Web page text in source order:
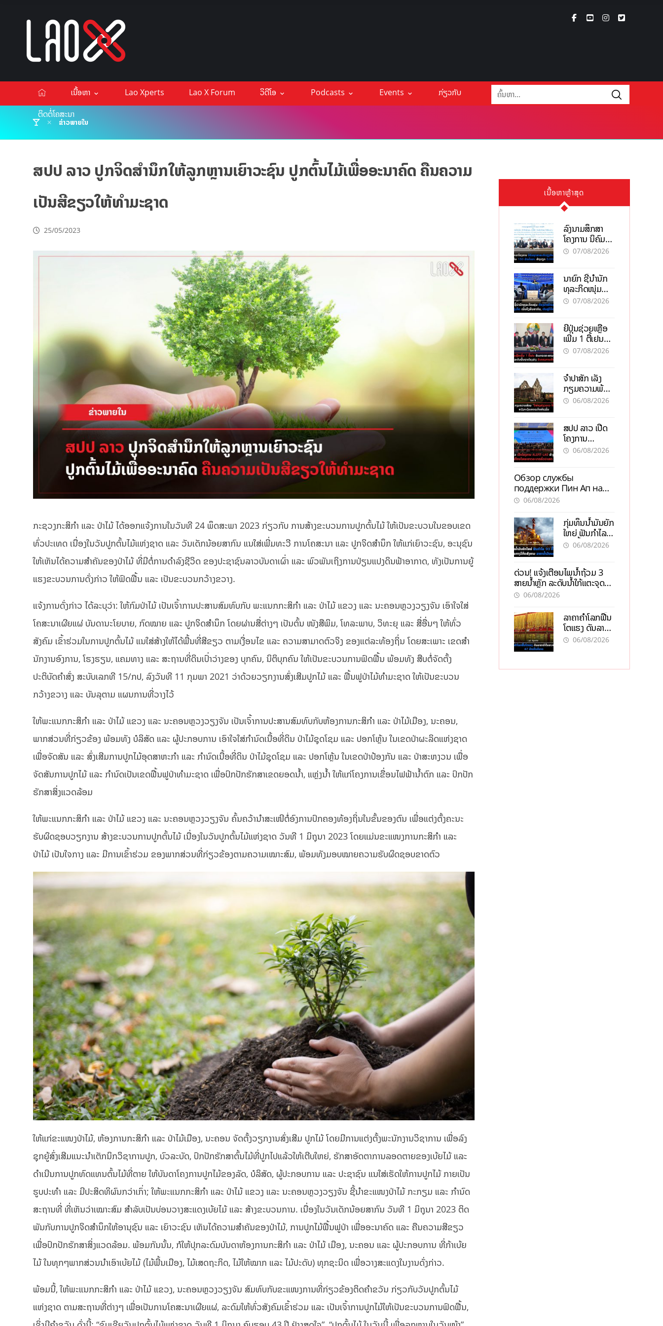
ເນື້ອຫາ Lao Xperts Lao X Forum ວິດີໂອ Podcasts Events
ກ່ຽວກັບ
ຕິດຕໍ່ໂຄສະນາ
ຂ່າວພາຍໃນ
ສປປ ລາວ ປູກຈິດສຳນຶກໃຫ້ລູກຫຼານເຍົາວະຊົນ ປູກຕົ້ນໄມ້ເພື່ອອະນາຄົດ ຄືນຄວາມ
ເປັນສີຂຽວໃຫ້ທຳມະຊາດ
25/05/2023
ກະຊວງກະສິກຳ ແລະ ປ່າໄມ້ ໄດ້ອອກແຈ້ງການໃນວັນທີ 24 ພຶດສະພາ 2023 ກ່ຽວກັບ ການສ້າງຂະບວນການປູກຕົ້ນໄມ້ ໃຫ້ເປັນຂະບວນໃນຂອບເຂດ
ທົ່ວປະເທດ ເນື່ອງໃນວັນປູກຕົ້ນໄມ້ແຫ່ງຊາດ ແລະ ວັນເດັກນ້ອຍສາກົນ ແນໃສ່ເພີ່ມທະວີ ການໂຄສະນາ ແລະ ປູກຈິດສຳນຶກ ໃຫ້ແກ່ເຍົາວະຊົນ, ອະນຸຊົນ
ໃຫ້ເຫັນໄດ້ຄວາມສຳຄັນຂອງປ່າໄມ້ ທີ່ມີຕໍ່ການດຳລົງຊີວິດ ຂອງປະຊາຊົນລາວບັນດາເຜົ່າ ແລະ ພົວພັນເຖິງການປ່ຽນແປງດິນຟ້າອາກາດ, ທັງເປັນການຍູ້
ແຮງຂະບວນການດັ່ງກ່າວ ໃຫ້ຟົດຟື້ນ ແລະ ເປັນຂະບວນກວ້າງຂວາງ.
ແຈ້ງການດັ່ງກ່າວ ໄດ້ລະບຸວ່າ: ໃຫ້ກົມປ່າໄມ້ ເປັນເຈົ້າການປະສານສົມທົບກັບ ພະແນກກະສິກຳ ແລະ ປ່າໄມ້ ແຂວງ ແລະ ນະຄອນຫຼວງວຽງຈັນ ເອົາໃຈໃສ່
ໂຄສະນາເຜີຍແຜ່ ບັນດານະໂຍບາຍ, ກົດໝາຍ ແລະ ປູກຈິດສຳນຶກ ໂດຍຜ່ານສື່ຕ່າງໆ ເປັນຕົ້ນ ໜັງສືພິມ, ໂທລະພາບ, ວິທະຍຸ ແລະ ສື່ອື່ນໆ ໃຫ້ທົ່ວ
ສັງຄົມ ເຂົ້າຮ່ວມໃນການປູກຕົ້ນໄມ້ ແນໃສ່ສ້າງໃຫ້ໄດ້ພື້ນທີ່ສີຂຽວ ຕາມເງື່ອນໄຂ ແລະ ຄວາມສາມາດຕົວຈິງ ຂອງແຕ່ລະທ້ອງຖິ່ນ ໂດຍສະເພາະ ເຂດສໍາ
ນັກງານອົງການ, ໂຮງຮຽນ, ແຄມທາງ ແລະ ສະຖານທີ່ດິນເປົ່າວ່າງຂອງ ບຸກຄົນ, ນິຕິບຸກຄົນ ໃຫ້ເປັນຂະບວນການຟົດຟື້ນ ພ້ອມທັງ ສືບຕໍ່ຈັດຕັ້ງ
ປະຕິບັດຄຳສັ່ງ ສະບັບເລກທີ 15/ກປ, ລົງວັນທີ 11 ກຸມພາ 2021 ວ່າດ້ວຍວຽກງານສົ່ງເສີມປູກໄມ້ ແລະ ຟື້ນຟູປ່າໄມ້ທຳມະຊາດ ໃຫ້ເປັນຂະບວນ
ກວ້າງຂວາງ ແລະ ບັນລຸຕາມ ແຜນການທີ່ວາງໄວ້
ໃຫ້ພະແນກກະສິກຳ ແລະ ປ່າໄມ້ ແຂວງ ແລະ ນະຄອນຫຼວງວຽງຈັນ ເປັນເຈົ້າການປະສານສົມທົບກັບຫ້ອງການກະສິກຳ ແລະ ປ່າໄມ້ເມືອງ, ນະຄອນ,
ພາກສ່ວນທີ່ກ່ຽວຂ້ອງ ພ້ອມທັງ ບໍລິສັດ ແລະ ຜູ້ປະກອບການ ເອົາໃຈໃສ່ກຳນົດເນື້ອທີ່ດິນ ປ່າໄມ້ຊຸດໂຊມ ແລະ ປອກໂຫຼ້ນ ໃນເຂດປ່າຜະລິດແຫ່ງຊາດ
ເພື່ອຈັດສັນ ແລະ ສົ່ງເສີມການປູກໄມ້ອຸດສາຫະກໍາ ແລະ ກໍານົດເນື້ອທີ່ດິນ ປ່າໄມ້ຊຸດໂຊມ ແລະ ປອກໂຫຼ້ນ ໃນເຂດປ່າປ້ອງກັນ ແລະ ປ່າສະຫງວນ ເພື່ອ
ຈັດສັນການປູກໄມ້ ແລະ ກຳນົດເປັນເຂດຟື້ນຟູປ່າທຳມະຊາດ ເພື່ອປົກປັກຮັກສາເຂດຍອດນໍ້າ, ແຫຼ່ງນໍ້າ ໃຫ້ແກ່ໂຄງການເຂື່ອນໄຟຟ້ານໍ້າຕົກ ແລະ ປົກປັກ
ຮັກສາສິ່ງແວດລ້ອມ
ໃຫ້ພະແນກກະສິກຳ ແລະ ປ່າໄມ້ ແຂວງ ແລະ ນະຄອນຫຼວງວຽງຈັນ ຄົ້ນຄວ້ານໍາສະເໜີຕໍ່ອົງການປົກຄອງທ້ອງຖິ່ນໃນຂັ້ນຂອງຕົນ ເພື່ອແຕ່ງຕັ້ງຄະນະ
ຮັບຜິດຊອບວຽກງານ ສ້າງຂະບວນການປູກຕົ້ນໄມ້ ເນື່ອງໃນວັນປູກຕົ້ນໄມ້ແຫ່ງຊາດ ວັນທີ 1 ມິຖຸນາ 2023 ໂດຍແມ່ນຂະແໜງການກະສິກຳ ແລະ
ປ່າໄມ້ ເປັນໃຈກາງ ແລະ ມີການເຂົ້າຮ່ວມ ຂອງພາກສ່ວນທີ່ກ່ຽວຂ້ອງຕາມຄວາມເໝາະສົມ, ພ້ອມທັງມອບໝາຍຄວາມຮັບຜິດຊອບຂາດຕົວ
ໃຫ້ແກ່ຂະແໜງປ່າໄມ້, ຫ້ອງການກະສິກຳ ແລະ ປ່າໄມ້ເມືອງ, ນະຄອນ ຈັດຕັ້ງວຽກງານສົ່ງເສີມ ປູກໄມ້ ໂດຍມີການແຕ່ງຕັ້ງພະນັກງານວິຊາການ ເພື່ອລົງ
ຊຸກຍູ້ສົ່ງເສີມແນະນໍາເຕັກນິກວິຊາການປູກ, ບົວລະບັດ, ປົກປັກຮັກສາຕົ້ນໄມ້ທີ່ປູກໄປແລ້ວໃຫ້ເຕີບໃຫຍ່, ຮັກສາອັດຕາການລອດຕາຍຂອງເບ້ຍໄມ້ ແລະ
ດຳເນີນການປູກທົດແທນຕົ້ນໄມ້ທີ່ຕາຍ ໃຫ້ບັນດາໂຄງການປູກໄມ້ຂອງລັດ, ບໍລິສັດ, ຜູ້ປະກອບການ ແລະ ປະຊາຊົນ ແນໃສ່ເຮັດໃຫ້ການປູກໄມ້ ກາຍເປັນ
ຮູບປະທຳ ແລະ ມີປະສິດທິຜົນກວ່າເກົ່າ; ໃຫ້ພະແນກກະສິກຳ ແລະ ປ່າໄມ້ ແຂວງ ແລະ ນະຄອນຫຼວງວຽງຈັນ ຊີ້ນຳຂະແໜງປ່າໄມ້ ກະກຽມ ແລະ ກຳນົດ
ສະຖານທີ່ ທີ່ເຫັນວ່າເໝາະສົມ ສໍາລັບເປັນບ່ອນວາງສະແດງເບ້ຍໄມ້ ແລະ ສ້າງຂະບວນການ. ເນື່ອງໃນວັນເດັກນ້ອຍສາກົນ ວັນທີ 1 ມິຖຸນາ 2023 ຕິດ
ພັນກັບການປູກຈິດສຳນຶກໃຫ້ອານຸຊົນ ແລະ ເຍົາວະຊົນ ເຫັນໄດ້ຄວາມສຳຄັນຂອງປ່າໄມ້, ການປູກໄມ້ຟື້ນຟູປ່າ ເພື່ອອະນາຄົດ ແລະ ຄືນຄວາມສີຂຽວ
ເພື່ອປົກປັກຮັກສາສິ່ງແວດລ້ອມ. ພ້ອມກັນນັ້ນ, ກໍໃຫ້ປຸກລະດົມບັນດາຫ້ອງການກະສິກຳ ແລະ ປ່າໄມ້ ເມືອງ, ນະຄອນ ແລະ ຜູ້ປະກອບການ ທີ່ກ້າເບ້ຍ
ໄມ້ ໃນທຸກໆພາກສ່ວນນໍາເອົາເບ້ຍໄມ້ (ໄມ້ພື້ນເມືອງ, ໄມ້ເສດຖະກິດ, ໄມ້ໃຫ້ໝາກ ແລະ ໄມ້ປະດັບ) ທຸກຊະນິດ ເພື່ອວາງສະແດງໃນງານດັ່ງກ່າວ.
ພ້ອມນີ້, ໃຫ້ພະແນກກະສິກຳ ແລະ ປ່າໄມ້ ແຂວງ, ນະຄອນຫຼວງວຽງຈັນ ສົມທົບກັບຂະແໜງການທີ່ກ່ຽວຂ້ອງຕິດຄໍາຂວັນ ກ່ຽວກັບວັນປູກຕົ້ນໄມ້
ແຫ່ງຊາດ ຕາມສະຖານທີ່ຕ່າງໆ ເພື່ອເປັນການໂຄສະນາເຜີຍແຜ່, ລະດົມໃຫ້ທົ່ວສັງຄົມເຂົ້າຮ່ວມ ແລະ ເປັນເຈົ້າການປູກໄມ້ໃຫ້ເປັນຂະບວນການຟົດຟື້ນ,
ເນື້ອຫາຫຼ້າສຸດ
ລົງນາມສຶກສາ
ໂຄງການ ນິຄົມ
ອຸດສາຫະກຳ
150 ລ້ານໂດລາ,
ສ້າງວຽກ 5.000
ຕຳແໜ່ງ
07/08/2026
ນາຍົກ ຊີ້ນຳນັກ
ທຸລະກິດໜຸ່ມ
ຕ້ອງນຳໜ້າແກ້
ສາກົນ, ຫັນສູ່ດິຈິ
ຕອນ
07/08/2026
ຍີ່ປຸ່ນຊ່ວຍເຫຼືອ
ເພີ່ມ 1 ຕື້ເຢນ
ອັບເກຣດ
ເຕີບໂຕ
07/08/2026
ຈຳປາສັກ ເລັ່ງ
ກຽມຄວາມພ້ອມ
“ປີທ່ອງທ່ຽວ
ເສດຖະກິດ
ທ້ອງຖິ່ນ
06/08/2026
ສປປ ລາວ ເປີດ
ໂຄງການ
ALERT-LAO
ລະບາດທົ່ວ
ປະເທດ
06/08/2026
Обзор службы
поддержки Пин Ап на
официальном сайте с
информацией
06/08/2026
ກຸ່ມທຶນນ້ຳມັນຍັກ
ໃຫຍ່ ຟັນກຳໄລ
93 ຕື້ໂດລາ
ນໍ້າມັນແພງ
06/08/2026
ດ່ວນ! ແຈ້ງເຕືອນໄພນໍ້າຖ້ວມ 3
ສາຍນໍ້າຫຼັກ ລະດັບນໍ້າໃກ້ແຕະຈຸດ
ອັນຕະລາຍ
06/08/2026
ລາຄາຄຳໂລກຟື້ນ
ໂຕແຮງ ດັນລາຄາ
ຄຳໃນລາວທະລຸ
06/08/2026